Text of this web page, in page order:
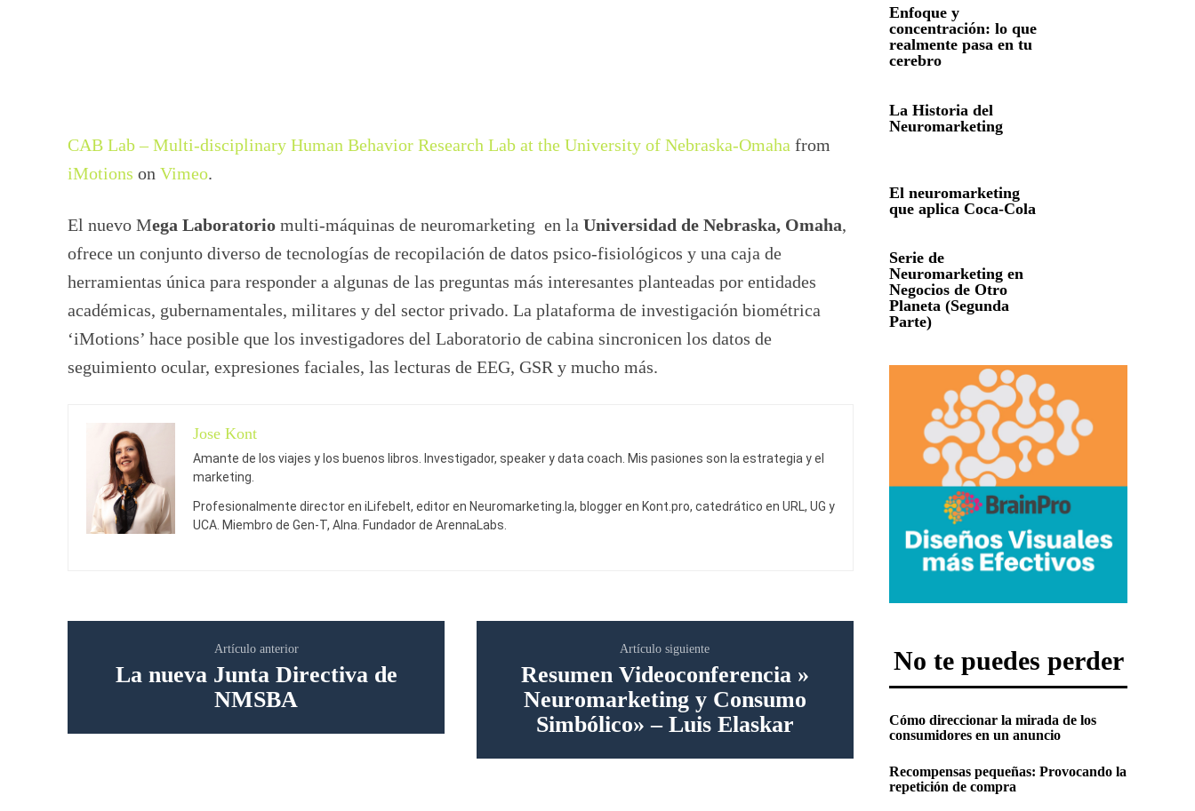
CAB Lab – Multi-disciplinary Human Behavior Research Lab at the University of Nebraska-Omaha from
iMotions on Vimeo.
El nuevo Mega Laboratorio multi-máquinas de neuromarketing en la Universidad de Nebraska, Omaha,
ofrece un conjunto diverso de tecnologías de recopilación de datos psico-fisiológicos y una caja de
herramientas única para responder a algunas de las preguntas más interesantes planteadas por entidades
académicas, gubernamentales, militares y del sector privado. La plataforma de investigación biométrica
‘iMotions’ hace posible que los investigadores del Laboratorio de cabina sincronicen los datos de
seguimiento ocular, expresiones faciales, las lecturas de EEG, GSR y mucho más.
Jose Kont
Amante de los viajes y los buenos libros. Investigador, speaker y data coach. Mis pasiones son la estrategia y el
marketing.
Profesionalmente director en iLifebelt, editor en Neuromarketing.la, blogger en Kont.pro, catedrático en URL, UG y
UCA. Miembro de Gen-T, Alna. Fundador de ArennaLabs.
Artículo anterior
La nueva Junta Directiva de
NMSBA
Artículo siguiente
Resumen Videoconferencia »
Neuromarketing y Consumo
Simbólico» – Luis Elaskar
Enfoque y
concentración: lo que
realmente pasa en tu
cerebro
La Historia del
Neuromarketing
El neuromarketing
que aplica Coca-Cola
Serie de
Neuromarketing en
Negocios de Otro
Planeta (Segunda
Parte)
No te puedes perder
Cómo direccionar la mirada de los
consumidores en un anuncio
Recompensas pequeñas: Provocando la
repetición de compra